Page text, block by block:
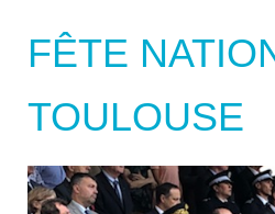
FÊTE
TOULOUSE